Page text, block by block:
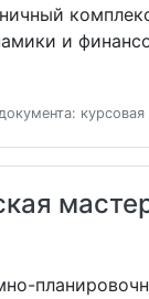
и
курсовая